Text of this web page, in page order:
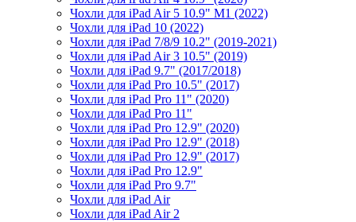
Чохли для iPad Air 5 10.9" M1 (2022)
Чохли для iPad 10 (2022)
Чохли для iPad 7/8/9 10.2" (2019-2021)
Чохли для iPad Air 3 10.5" (2019)
Чохли для iPad 9.7" (2017/2018)
Чохли для iPad Pro 10.5" (2017)
Чохли для iPad Pro 11" (2020)
Чохли для iPad Pro 11"
Чохли для iPad Pro 12.9" (2020)
Чохли для iPad Pro 12.9" (2018)
Чохли для iPad Pro 12.9" (2017)
Чохли для iPad Pro 12.9"
Чохли для iPad Pro 9.7"
Чохли для iPad Air
Чохли для iPad Air 2